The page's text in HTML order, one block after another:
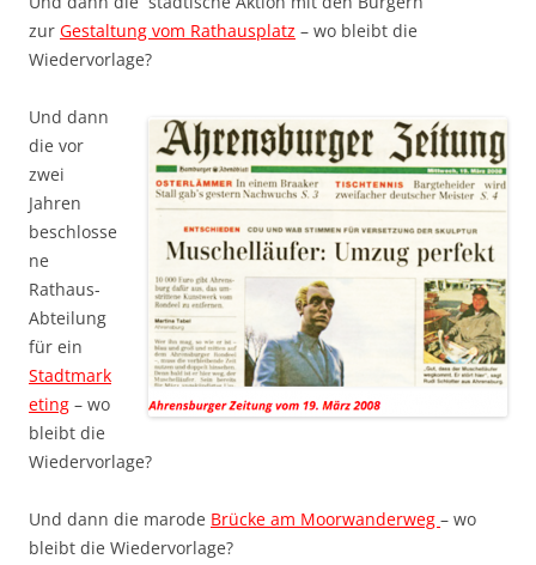
zur Gestaltung vom Rathausplatz – wo bleibt die
Wiedervorlage?
Und dann
die vor
zwei
Jahren
beschlosse
ne
Rathaus-
Abteilung
für ein
Stadtmark
eting – wo
bleibt die
Wiedervorlage?
Und dann die marode Brücke am Moorwanderweg – wo
bleibt die Wiedervorlage?